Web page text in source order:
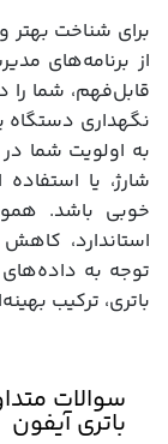
برای شناخت بهتر
از برنامه‌های
قابل‌فهم، شما را
نگهداری دستگاه
به اولویت شما
شارژ، یا
خوبی باشد.
استاندارد،
توجه به داده‌های
باتری، ترکیب
سوالات
باتری آیفون